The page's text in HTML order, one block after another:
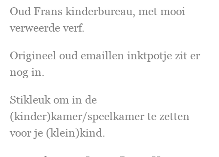
Oud Frans kinderbureau, met mooi
verweerde verf.
Origineel oud emaillen inktpotje zit er
nog in.
Stikleuk om in de
(kinder)kamer/speelkamer te zetten
voor je (klein)kind.